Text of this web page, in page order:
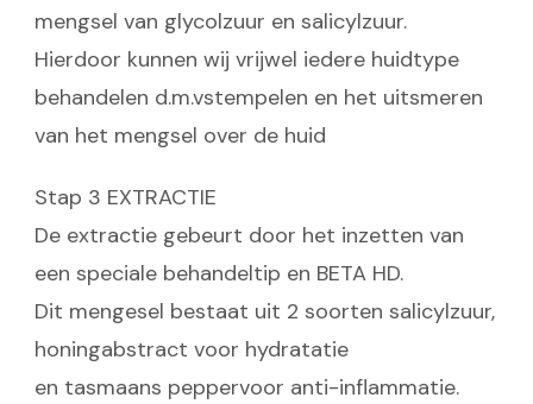
mengsel van glycolzuur en salicylzuur.
Hierdoor kunnen wij vrijwel iedere huidtype
behandelen d.m.vstempelen en het uitsmeren
van het mengsel over de huid
Stap 3 EXTRACTIE
De extractie gebeurt door het inzetten van
een speciale behandeltip en BETA HD.
Dit mengesel bestaat uit 2 soorten salicylzuur,
honingabstract voor hydratatie
en tasmaans peppervoor anti-inflammatie.